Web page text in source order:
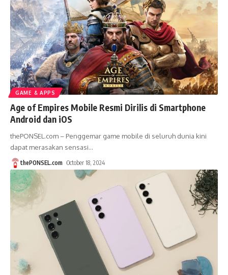
GAME & APPS
Age of Empires Mobile Resmi Dirilis di Smartphone
Android dan iOS
thePONSEL.com – Penggemar game mobile di seluruh dunia kini
dapat merasakan sensasi…
thePONSEL.com October 18, 2024